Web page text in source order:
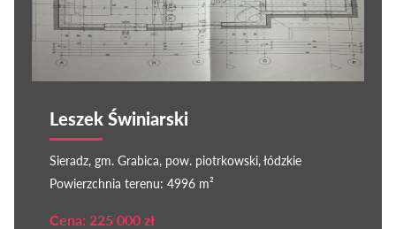
Leszek Świniarski
Sieradz, gm. Grabica, pow. piotrkowski, łódzkie
Powierzchnia terenu: 4996 m²
Cena: 225 000 zł